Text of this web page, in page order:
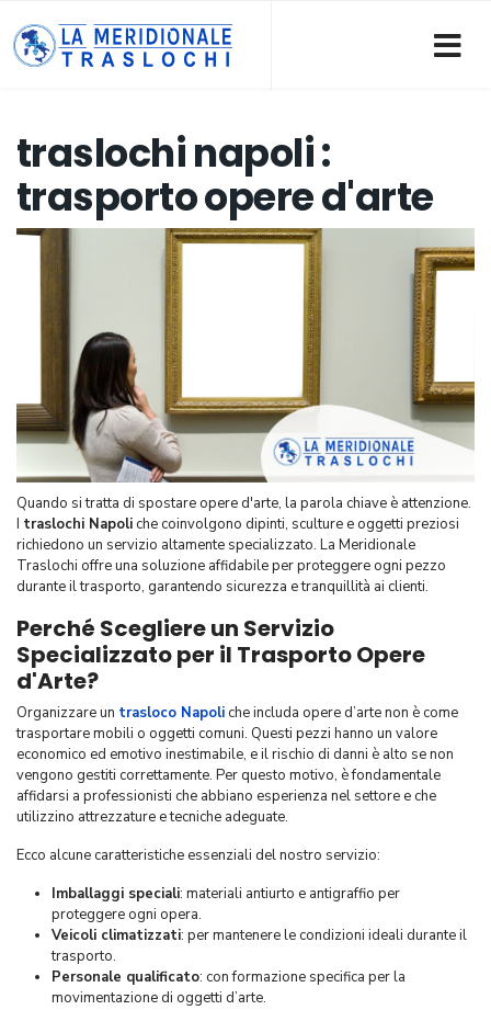
traslochi napoli :
trasporto opere d'arte
Quando si tratta di spostare opere d'arte, la parola chiave è attenzione.
I traslochi Napoli che coinvolgono dipinti, sculture e oggetti preziosi
richiedono un servizio altamente specializzato. La Meridionale
Traslochi offre una soluzione affidabile per proteggere ogni pezzo
durante il trasporto, garantendo sicurezza e tranquillità ai clienti.
Perché Scegliere un Servizio
Specializzato per il Trasporto Opere
d'Arte?
Organizzare un trasloco Napoli che includa opere d’arte non è come
trasportare mobili o oggetti comuni. Questi pezzi hanno un valore
economico ed emotivo inestimabile, e il rischio di danni è alto se non
vengono gestiti correttamente. Per questo motivo, è fondamentale
affidarsi a professionisti che abbiano esperienza nel settore e che
utilizzino attrezzature e tecniche adeguate.
Ecco alcune caratteristiche essenziali del nostro servizio:
Imballaggi speciali: materiali antiurto e antigraffio per
proteggere ogni opera.
Veicoli climatizzati: per mantenere le condizioni ideali durante il
trasporto.
Personale qualificato: con formazione specifica per la
movimentazione di oggetti d’arte.